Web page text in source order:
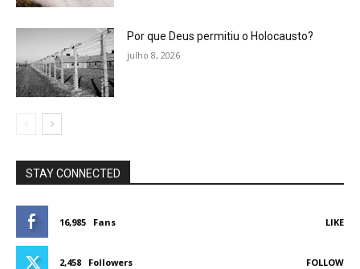
Por que Deus permitiu o Holocausto?
julho 8, 2026
STAY CONNECTED
16,985 Fans LIKE
2,458 Followers FOLLOW